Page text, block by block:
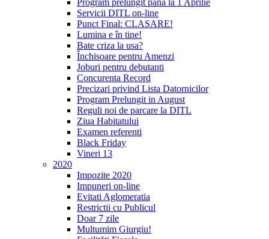
Program prelungit pana la 1 Aprilie
Servicii DITL on-line
Punct Final: CLASARE!
Lumina e în tine!
Bate criza la usa?
Închisoare pentru Amenzi
Joburi pentru debutanti
Concurenta Record
Precizari privind Lista Datornicilor
Program Prelungit in August
Reguli noi de parcare la DITL
Ziua Habitatului
Examen referenti
Black Friday
Vineri 13
2020
Impozite 2020
Impuneri on-line
Evitati Aglomeratia
Restrictii cu Publicul
Doar 7 zile
Multumim Giurgiu!